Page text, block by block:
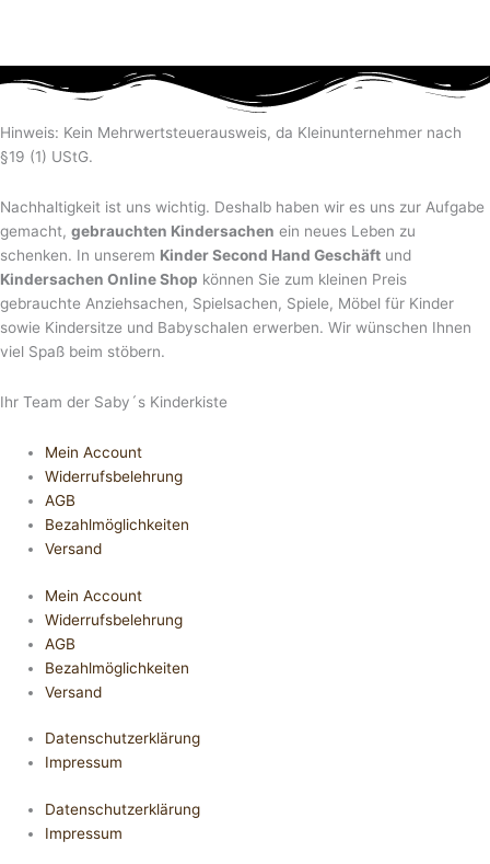
Hinweis: Kein Mehrwertsteuerausweis, da Kleinunternehmer nach
§19 (1) UStG.
Nachhaltigkeit ist uns wichtig. Deshalb haben wir es uns zur Aufgabe
gemacht, gebrauchten Kindersachen ein neues Leben zu
schenken. In unserem Kinder Second Hand Geschäft und
Kindersachen Online Shop können Sie zum kleinen Preis
gebrauchte Anziehsachen, Spiel­sachen, Spiele, Möbel für Kinder
sowie Kindersitze und Babyschalen erwerben. Wir wünschen Ihnen
viel Spaß beim stöbern.
Ihr Team der Saby´s Kinderkiste
Mein Account
Widerrufsbelehrung
AGB
Bezahlmöglichkeiten
Versand
Mein Account
Widerrufsbelehrung
AGB
Bezahlmöglichkeiten
Versand
Datenschutzerklärung
Impressum
Datenschutzerklärung
Impressum